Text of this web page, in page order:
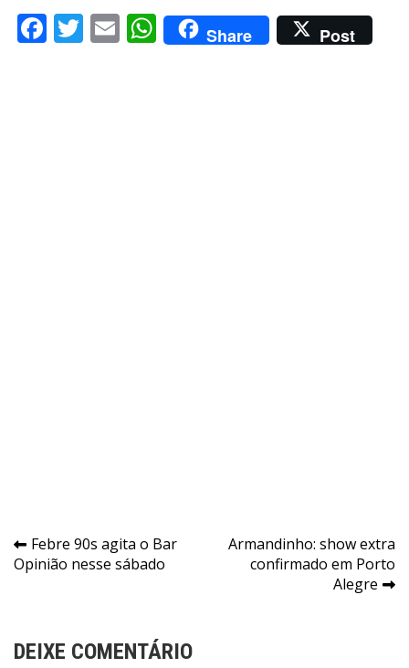
Facebook
Twitter
EmailWhatsApp
Share Post
Navegação
de
Febre 90s agita o Bar
Opinião nesse sábado
Armandinho: show extra
confirmado em Porto
Alegre
DEIXE COMENTÁRIO